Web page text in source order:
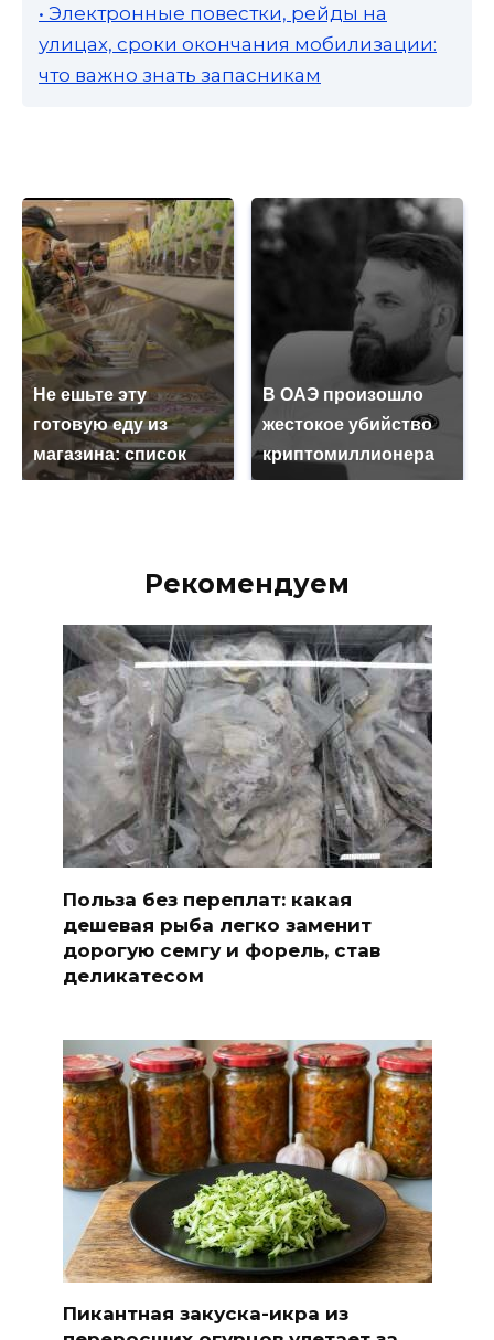
• Электронные повестки, рейды на
улицах, сроки окончания мобилизации:
что важно знать запасникам
Не ешьте эту
готовую еду из
магазина: список
В ОАЭ произошло
жестокое убийство
криптомиллионера
Рекомендуем
Польза без переплат: какая
дешевая рыба легко заменит
дорогую семгу и форель, став
деликатесом
Пикантная закуска-икра из